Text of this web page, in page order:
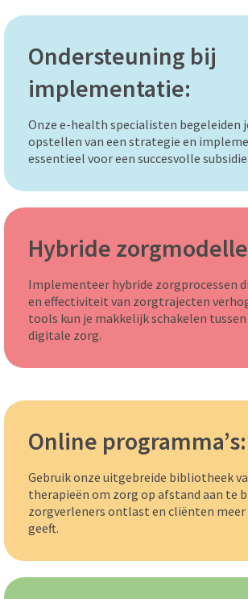
Ondersteuning bij
implementatie:
Onze e-health specialisten begeleiden
opstellen van een strategie en
essentieel voor een succesvolle
Hybride
Implementeer hybride zorgprocessen
en effectiviteit van zorgtrajecten
tools kun je makkelijk schakelen tussen
digitale zorg.
Online programma’s:
Gebruik onze uitgebreide bibliotheek
therapieën om zorg op afstand aan te
zorgverleners ontlast en cliënten
geeft.